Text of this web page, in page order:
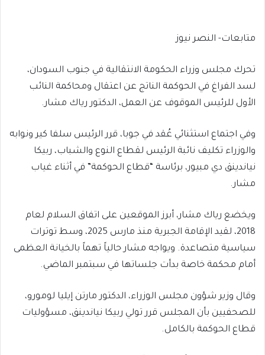
متابعات- النصر نيوز
تحرك مجلس وزراء الحكومة الانتقالية في جنوب السودان،
لسد الفراغ في الحوكمة الناتج عن اعتقال ومحاكمة النائب
الأول للرئيس الموقوف عن العمل، الدكتور رياك مشار.
وفي اجتماع استثنائي عُقد في جوبا، قرر الرئيس سلفا كير ونوابه
والوزراء تكليف نائبة الرئيس لقطاع النوع والشباب، ربيكا
نياندينق دي مبيور، برئاسة “قطاع الحوكمة” في أثناء غياب
مشار.
ويخضع رياك مشار، أبرز الموقعين على اتفاق السلام لعام
2018، لقيد الإقامة الجبرية منذ مارس 2025، وسط توترات
سياسية متصاعدة. ويواجه مشار حالياً تهماً بالخيانة العظمى
أمام محكمة خاصة بدأت جلساتها في سبتمبر الماضي.
وقال وزير شؤون مجلس الوزراء، الدكتور مارتن إيليا لومورو،
للصحفيين بأن المجلس قرر تولي ربيكا نياندينق، مسؤوليات
قطاع الحوكمة بالكامل.